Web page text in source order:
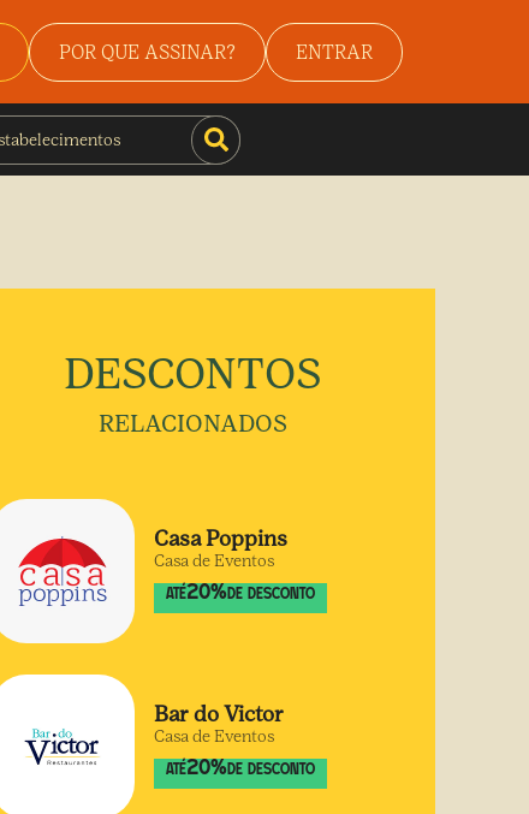
POR QUE ASSINAR? ENTRAR
DESCONTOS
RELACIONADOS
Casa Poppins
Casa de Eventos
ATÉ20%DE DESCONTO
Bar do Victor
Casa de Eventos
ATÉ20%DE DESCONTO